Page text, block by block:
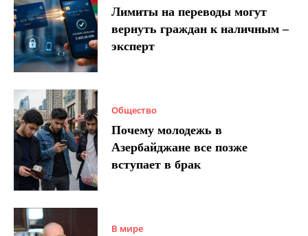
Лимиты на переводы могут
вернуть граждан к наличным –
эксперт
Общество
Почему молодежь в
Азербайджане все позже
вступает в брак
В мире